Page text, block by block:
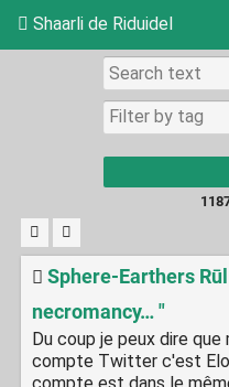
Shaarli de Riduidel
Daily
Sphere-Earthers
necromancy… "
Du coup je peux dire
compte Twitter c'est